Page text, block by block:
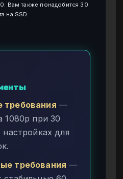
Вам также понадобится 30
на SSD.
—
1080p при 30
настройках для
требования —